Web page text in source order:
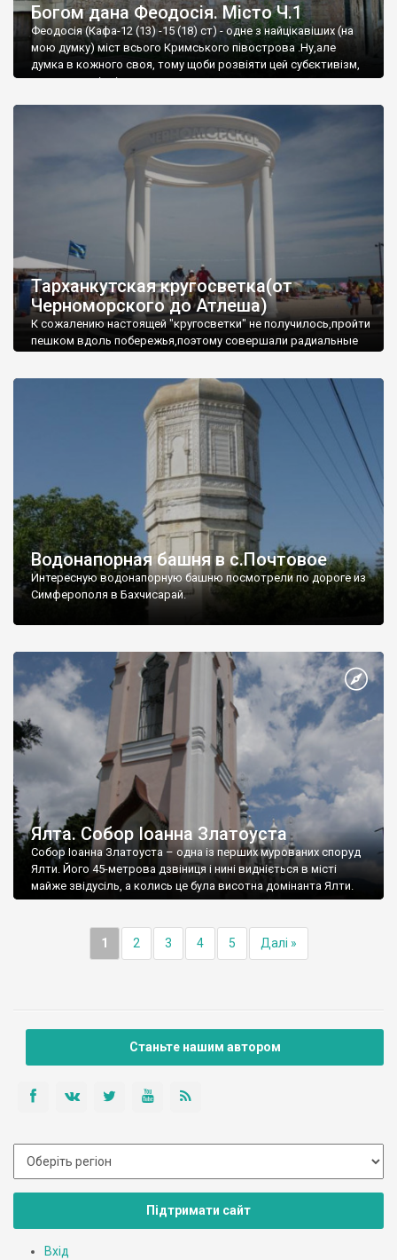
Богом дана Феодосія. Місто Ч.1
Феодосія (Кафа-12 (13) -15 (18) ст) - одне з найцікавіших (на
мою думку) міст всього Кримського півострова .Ну,але
думка в кожного своя, тому щоби розвіяти цей субєктивізм,
запрошую відвідати це
Тарханкутская кругосветка(от
Черноморского до Атлеша)
К сожалению настоящей "кругосветки" не получилось,пройти
пешком вдоль побережья,поэтому совершали радиальные
Водонапорная башня в с.Почтовое
Интересную водонапорную башню посмотрели по дороге из
Симферополя в Бахчисарай.
Ялта. Собор Іоанна Златоуста
Собор Іоанна Златоуста – одна із перших мурованих споруд
Ялти. Його 45-метрова дзвіниця і нині видніється в місті
майже звідусіль, а колись це була висотна домінанта Ялти.
1 2 3 4 5 Далі »
Станьте нашим автором
Підтримати сайт
Вхід